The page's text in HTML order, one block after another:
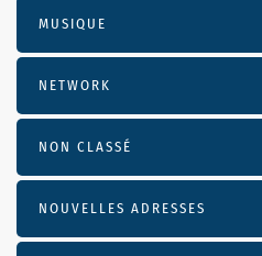
MUSIQUE
NETWORK
NON CLASSÉ
NOUVELLES ADRESSES